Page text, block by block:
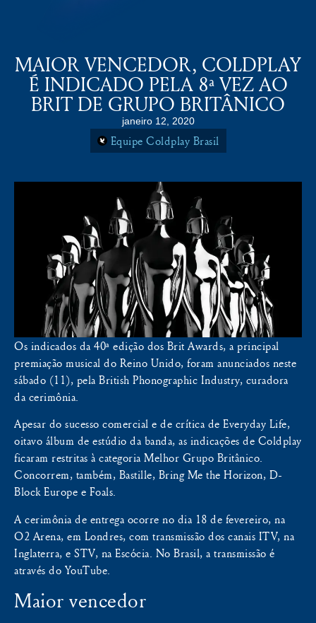
MAIOR VENCEDOR, COLDPLAY
É INDICADO PELA 8ª VEZ AO
BRIT DE GRUPO BRITÂNICO
janeiro 12, 2020
Equipe Coldplay Brasil
Os indicados da 40ª edição dos Brit Awards, a principal
premiação musical do Reino Unido, foram anunciados neste
sábado (11), pela British Phonographic Industry, curadora
da cerimônia.
Apesar do sucesso comercial e de crítica de Everyday Life,
oitavo álbum de estúdio da banda, as indicações de Coldplay
ficaram restritas à categoria Melhor Grupo Britânico.
Concorrem, também, Bastille, Bring Me the Horizon, D-
Block Europe e Foals.
A cerimônia de entrega ocorre no dia 18 de fevereiro, na
O2 Arena, em Londres, com transmissão dos canais ITV, na
Inglaterra, e STV, na Escócia. No Brasil, a transmissão é
através do YouTube.
Maior vencedor